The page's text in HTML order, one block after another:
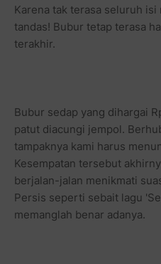
Karena tak terasa seluruh
tandas! Bubur tetap terasa
terakhir.
Bubur sedap yang dihargai
patut diacungi jempol.
tampaknya kami harus
Kesempatan tersebut
berjalan-jalan menikmati
Persis seperti sebait lagu
memanglah benar adanya.